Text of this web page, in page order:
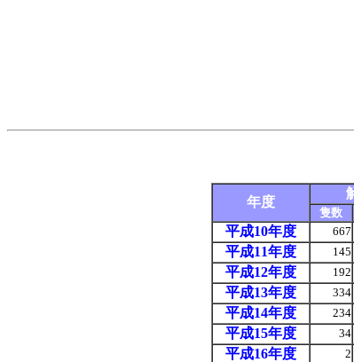
年度
隻数
平成10年度 667
平成11年度 145
平成12年度 192
平成13年度 334
平成14年度 234
平成15年度 34
平成16年度 2